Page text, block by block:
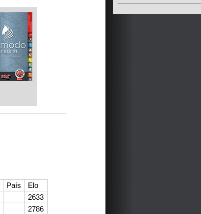
País
Elo
2633
2786